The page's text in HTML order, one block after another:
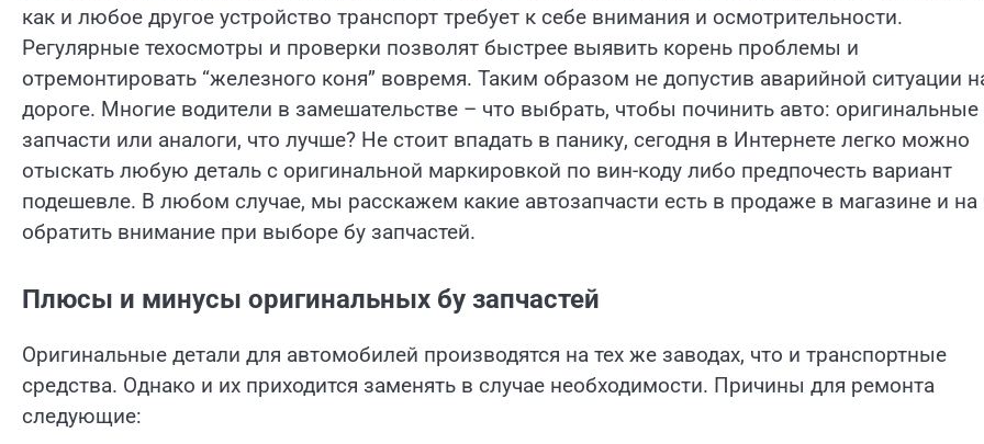
как и любое другое устройство транспорт требует к себе внимания и осмотрительности.
Регулярные техосмотры и проверки позволят быстрее выявить корень проблемы и
отремонтировать “железного коня” вовремя. Таким образом не допустив аварийной ситуации
дороге. Многие водители в замешательстве – что выбрать, чтобы починить авто: оригинальные
запчасти или аналоги, что лучше? Не стоит впадать в панику, сегодня в Интернете легко можно
отыскать любую деталь с оригинальной маркировкой по вин-коду либо предпочесть вариант
подешевле. В любом случае, мы расскажем какие автозапчасти есть в продаже в магазине и на
обратить внимание при выборе бу запчастей.
Плюсы и минусы оригинальных бу запчастей
Оригинальные детали для автомобилей производятся на тех же заводах, что и транспортные
средства. Однако и их приходится заменять в случае необходимости. Причины для ремонта
следующие: